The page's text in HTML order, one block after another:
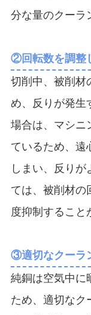
分な量のクーラ
②回転数を調整
切削中、被削材
め、反りが発生
場合は、マシニ
ているため、遠
しまい、反り
ては、被削材の
度抑制すること
③適切なクーラ
純銅は空気中に
ため、適切なク